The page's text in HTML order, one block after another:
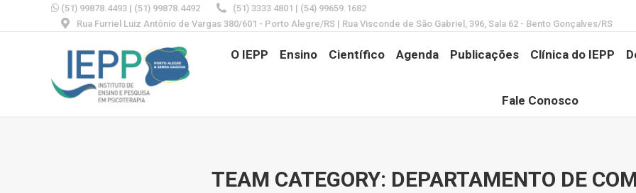
(51) 99878.4493 | (51) 99878.4492
(51) 3333 4801 | (54) 99659.1682
Rua Furriel Luiz Antônio de Vargas 380/601 - Porto Alegre/RS | Rua Visconde de São Gabriel, 396, Sala 62 - Bento Gonçalves/RS
O IEPP Ensino Científico Agenda Publicações Clínica do IEPP
Fale Conosco
TEAM CATEGORY: DEPARTAMENTO DE